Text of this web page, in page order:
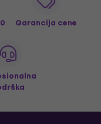
Garancija cene